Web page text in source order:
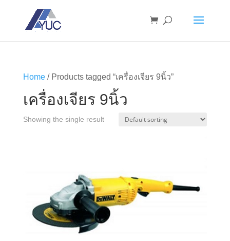
Home/ Products tagged “เครื่องเจียร 9นิ้ว”
เครื่องเจียร 9นิ้ว
Showing the single result